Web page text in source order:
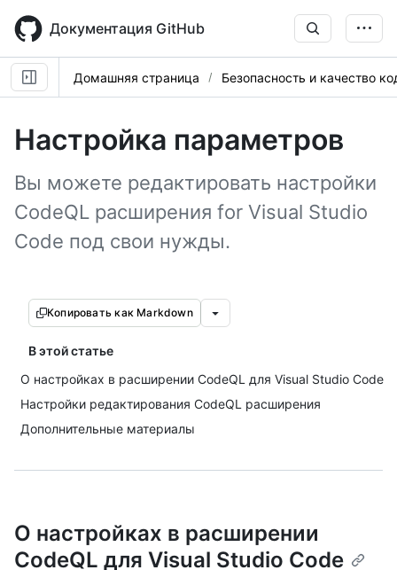
main
content
Документация GitHub
Домашняя страница Безопасность и качество
Настройка параметров
Вы можете редактировать настройки
CodeQL расширения for Visual Studio
Code под свои нужды.
Копировать как Markdown
В этой статье
О настройках в расширении CodeQL для Visual Studio Code
Настройки редактирования CodeQL расширения
Дополнительные материалы
О настройках в расширении
CodeQL для Visual Studio Code